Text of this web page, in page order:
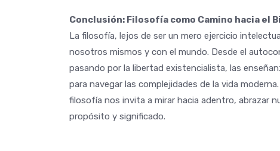
Conclusión: Filosofía como Camino hacia el
La filosofía, lejos de ser un mero ejercicio
nosotros mismos y con el mundo. Desde el
pasando por la libertad existencialista, las
para navegar las complejidades de la vida
filosofía nos invita a mirar hacia adentro, abrazar
propósito y significado.